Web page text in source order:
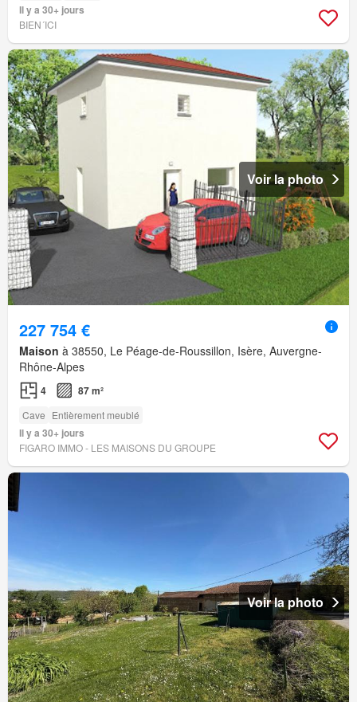
Il y a 30+ jours
BIEN´ICI
Voir la photo
227 754 €
Maison à 38550, Le Péage-de-Roussillon, Isère, Auvergne-
Rhône-Alpes
4 87 m²
Cave Entièrement meublé
Il y a 30+ jours
FIGARO IMMO - LES MAISONS DU GROUPE
Voir la photo